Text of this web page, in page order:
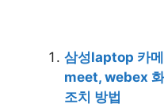
삼성laptop 카
meet, webex 화
조치 방법